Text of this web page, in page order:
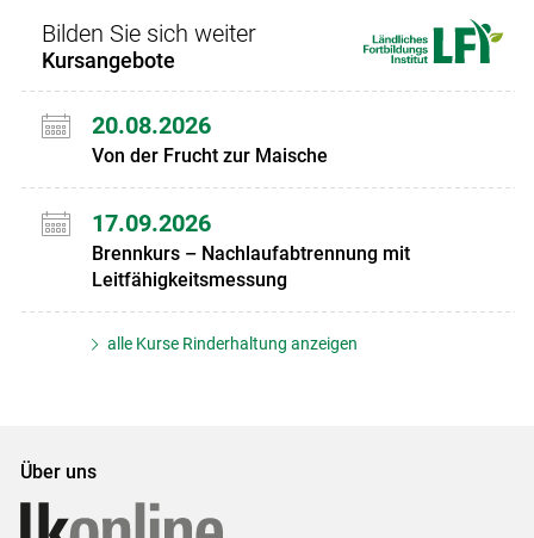
Bilden Sie sich weiter
Kursangebote
20.08.2026
Von der Frucht zur Maische
17.09.2026
Brennkurs – Nachlaufabtrennung mit
Leitfähigkeitsmessung
alle Kurse Rinderhaltung anzeigen
Über uns